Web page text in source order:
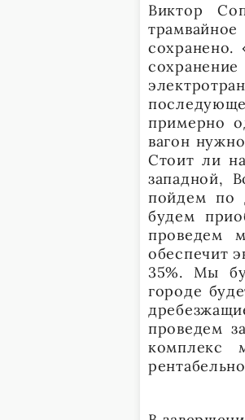
Виктор
сохранено.
примерно
вагон
Стоит ли
западной,
пойдем по
будем
проведем
обеспечит
35%. Мы
городе
проведем
комплекс